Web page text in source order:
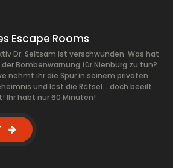
Escape Rooms
Dr. Seltsam ist verschwunden. Was hat
Bombenwarnung für Nienburg zu tun?
nehmt ihr die Spur in seinem privaten
und löst die Rätsel... doch beeilt
Ihr habt nur 60 Minuten!